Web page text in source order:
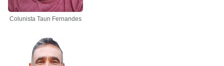
Colunista Taun Fernandes